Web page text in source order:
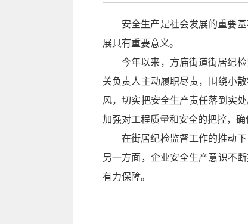
安全生产是社会发展的重要
展具有重要意义。
今年以来，方庙街道街居纪
关负责人主动履职尽责，围绕小
风，切实把安全生产责任落到实
加强对工程质量和安全的把控，
在街居纪检监督工作的推动
另一方面，企业安全生产意识不
有力保障。